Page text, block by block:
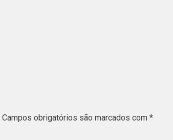
Campos obrigatórios são marcados com *